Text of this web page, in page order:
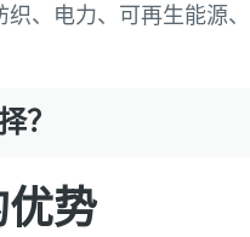
、电力、可再生能源
？
势